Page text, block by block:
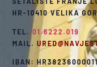
HR-10410 VELIKA
TEL.01.6222.019
MAIL.
IBAN: